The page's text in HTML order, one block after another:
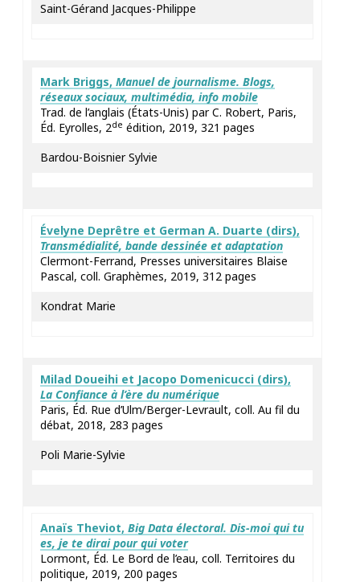
Saint-Gérand Jacques-Philippe
Mark Briggs, Manuel de journalisme. Blogs,
réseaux sociaux, multimédia, info mobile
Trad. de l’anglais (États-Unis) par C. Robert, Paris,
Éd. Eyrolles, 2de édition, 2019, 321 pages
Bardou-Boisnier Sylvie
Évelyne Deprêtre et German A. Duarte (dirs),
Transmédialité, bande dessinée et adaptation
Clermont-Ferrand, Presses universitaires Blaise
Pascal, coll. Graphèmes, 2019, 312 pages
Kondrat Marie
Milad Doueihi et Jacopo Domenicucci (dirs),
La Confiance à l’ère du numérique
Paris, Éd. Rue d’Ulm/Berger-Levrault, coll. Au fil du
débat, 2018, 283 pages
Poli Marie-Sylvie
Anaïs Theviot, Big Data électoral. Dis-moi qui tu
es, je te dirai pour qui voter
Lormont, Éd. Le Bord de l’eau, coll. Territoires du
politique, 2019, 200 pages